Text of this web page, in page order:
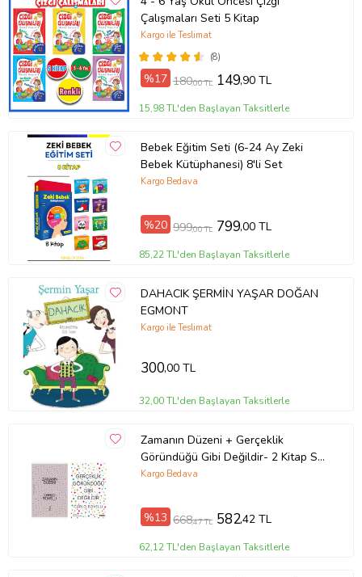
Çalışmaları Seti 5 Kitap
(8)
Kargo ile Teslimat
%17 180,00 TL 149,90 TL
15,98 TL'den Başlayan Taksitlerle
Bebek Eğitim Seti (6-24 Ay Zeki
Bebek Kütüphanesi) 8'li Set
Kargo Bedava
%20 999,00 TL 799,00 TL
85,22 TL'den Başlayan Taksitlerle
DAHACIK ŞERMİN YAŞAR DOĞAN
EGMONT
Kargo ile Teslimat
300,00 TL
32,00 TL'den Başlayan Taksitlerle
Zamanın Düzeni + Gerçeklik
Göründüğü Gibi Değildir- 2 Kitap Set
- Iş Bankası Özel Set Zamanın
Kargo Bedava
%13 668,47 TL 582,42 TL
62,12 TL'den Başlayan Taksitlerle